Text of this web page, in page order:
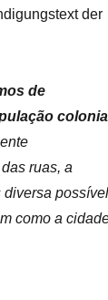
der
de
ruas, a
diversa
como a